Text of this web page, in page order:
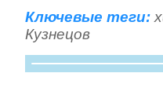
Ключевые теги:
Кузнецов